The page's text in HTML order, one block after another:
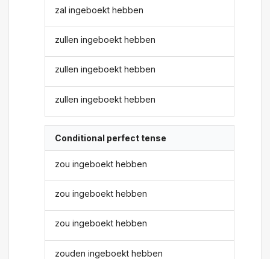
zal ingeboekt hebben
zullen ingeboekt hebben
zullen ingeboekt hebben
zullen ingeboekt hebben
Conditional perfect tense
zou ingeboekt hebben
zou ingeboekt hebben
zou ingeboekt hebben
zouden ingeboekt hebben